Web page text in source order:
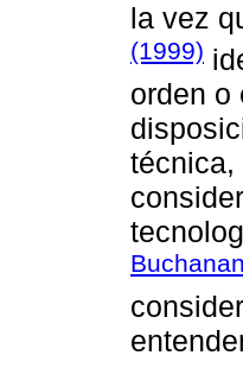
la vez
(1999)
orden o
técnica,